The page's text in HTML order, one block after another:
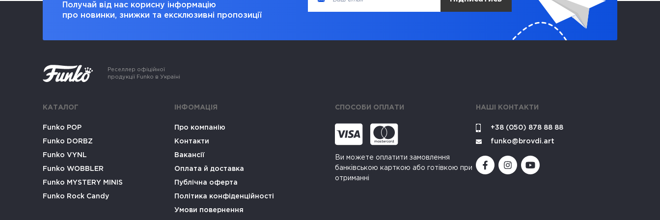
Получай від нас корисну інформацію
про новинки, знижки та ексклюзивні пропозиції
Реселлер офіційної
продукції Funko в Україні
КАТАЛОГ
Funko POP
Funko DORBZ
Funko VYNL
Funko WOBBLER
Funko MYSTERY MINIS
Funko Rock Candy
ІНФОМАЦІЯ
Про компанію
Контакти
Вакансії
Оплата й доставка
Публічна оферта
Політика конфіденційності
Умови повернення
СПОСОБИ ОПЛАТИ
Ви можете оплатити замовлення
банківською карткою або готівкою при
отриманні
НАШІ КОНТАКТИ
+38 (050) 878 88 88
funko@brovdi.art